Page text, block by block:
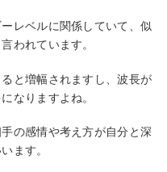
レベルに関係していて、似
われています。
と増幅されますし、波長が
なりますよね。
の感情や考え方が自分と深
ます。